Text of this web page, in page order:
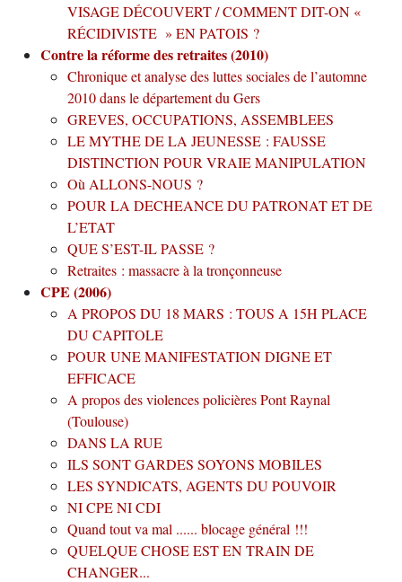
VISAGE DÉCOUVERT / COMMENT DIT-ON «
RÉCIDIVISTE » EN PATOIS ?
Contre la réforme des retraites (2010)
Chronique et analyse des luttes sociales de l’automne
2010 dans le département du Gers
GREVES, OCCUPATIONS, ASSEMBLEES
LE MYTHE DE LA JEUNESSE : FAUSSE
DISTINCTION POUR VRAIE MANIPULATION
Où ALLONS-NOUS ?
POUR LA DECHEANCE DU PATRONAT ET DE
L’ETAT
QUE S’EST-IL PASSE ?
Retraites : massacre à la tronçonneuse
CPE (2006)
A PROPOS DU 18 MARS : TOUS A 15H PLACE
DU CAPITOLE
POUR UNE MANIFESTATION DIGNE ET
EFFICACE
A propos des violences policières Pont Raynal
(Toulouse)
DANS LA RUE
ILS SONT GARDES SOYONS MOBILES
LES SYNDICATS, AGENTS DU POUVOIR
NI CPE NI CDI
Quand tout va mal ...... blocage général !!!
QUELQUE CHOSE EST EN TRAIN DE
CHANGER...